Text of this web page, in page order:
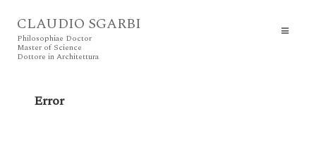
CLAUDIO SGARBI
Philosophiae Doctor
Master of Science
Dottore in Architettura
Error